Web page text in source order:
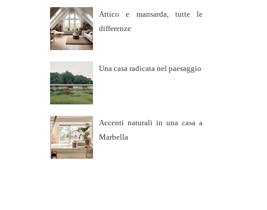
Attico e mansarda, tutte le
differenze
Una casa radicata nel paesaggio
Accenti naturali in una casa a
Marbella